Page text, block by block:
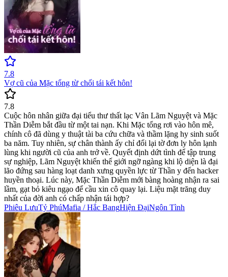
7.8
Vợ cũ của Mặc tổng từ chối tái kết hôn!
7.8
Cuộc hôn nhân giữa đại tiểu thư thất lạc Vân Lãm Nguyệt và Mặc
Thần Diễm bắt đầu từ một tai nạn. Khi Mặc tổng rơi vào hôn mê,
chính cô đã dùng y thuật tài ba cứu chữa và thầm lặng hy sinh suốt
ba năm. Tuy nhiên, sự chân thành ấy chỉ đổi lại tờ đơn ly hôn lạnh
lùng khi người cũ của anh trở về. Quyết định dứt tình để tập trung
sự nghiệp, Lãm Nguyệt khiến thế giới ngỡ ngàng khi lộ diện là đại
lão đứng sau hàng loạt danh xưng quyền lực từ Thần y đến hacker
huyền thoại. Lúc này, Mặc Thần Diễm mới bàng hoàng nhận ra sai
lầm, gạt bỏ kiêu ngạo để cầu xin cô quay lại. Liệu mặt trăng duy
nhất của đời anh có chấp nhận tái hợp?
Phiêu LưuTỷ PhúMafia / Hắc BangHiện ĐạiNgôn Tình